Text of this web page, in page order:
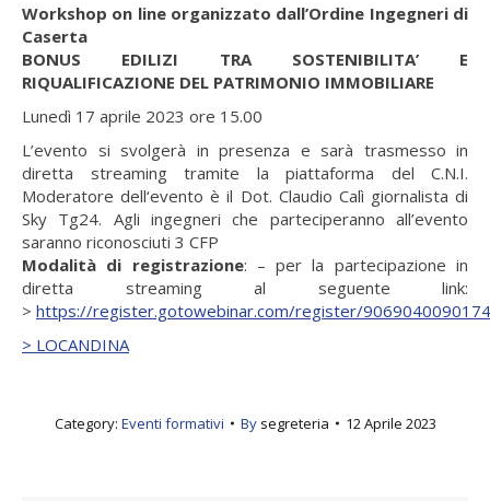
Workshop on line organizzato dall’Ordine Ingegneri di
Caserta
BONUS EDILIZI TRA SOSTENIBILITA’ E
RIQUALIFICAZIONE DEL PATRIMONIO IMMOBILIARE
Lunedì 17 aprile 2023 ore 15.00
L’evento si svolgerà in presenza e sarà trasmesso in
diretta streaming tramite la piattaforma del C.N.I.
Moderatore dell‘evento è il Dot. Claudio Calì giornalista di
Sky Tg24. Agli ingegneri che parteciperanno all’evento
saranno riconosciuti 3 CFP
Modalità di registrazione: – per la partecipazione in
diretta streaming al seguente link:
> https://register.gotowebinar.com/register/
> LOCANDINA
Category: Eventi formativi By segreteria 12 Aprile 2023